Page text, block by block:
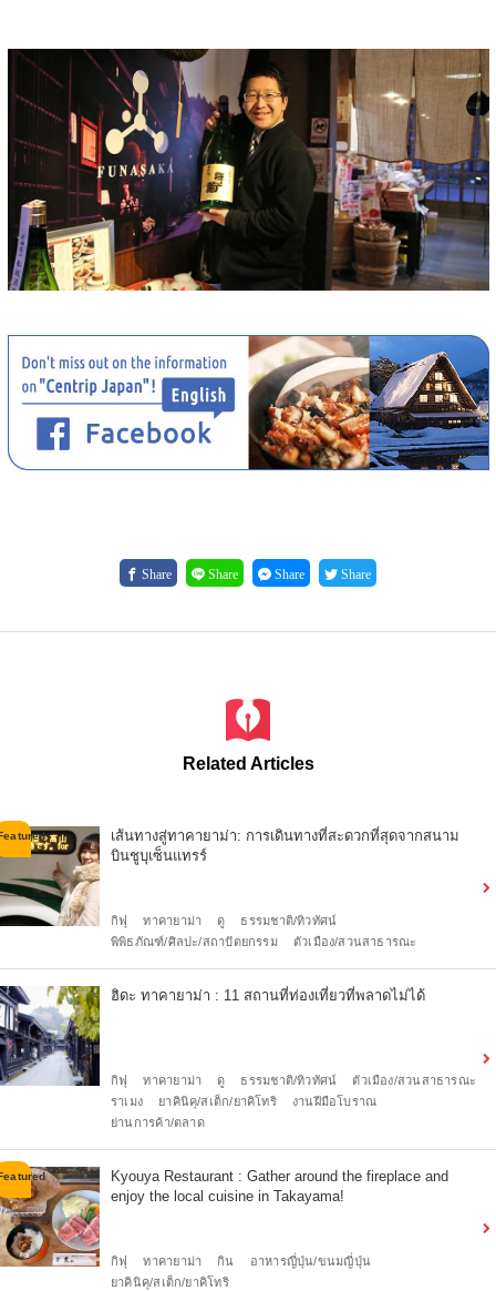
Share Share Share Share
Related Articles
เส้นทางสู่ทาคายาม่า: การเดินทางที่สะดวกที่สุดจากสนาม
บินชูบุเซ็นแทรร์
กิฟุ ทาคายาม่า ดู
ธรรมชาติ/ทิวทัศน์
พิพิธภัณฑ์/ศิลปะ/สถาปัตยกรรม
ตัวเมือง/สวนสาธารณะ
ฮิดะ ทาคายาม่า : 11 สถานที่ท่องเที่ยวที่พลาดไม่ได้
กิฟุ ทาคายาม่า ดู ธรรมชาติ/ทิวทัศน์
ตัวเมือง/สวนสาธารณะ
ราเมง
ยาคินิคุ/สเต็ก/ยาคิโทริ
งานฝีมือโบราณ
ย่านการค้า/ตลาด
Kyouya Restaurant : Gather around the fireplace and
enjoy the local cuisine in Takayama!
กิฟุ ทาคายาม่า กิน
อาหารญี่ปุ่น/ขนมญี่ปุ่น
ยาคินิคุ/สเต็ก/ยาคิโทริ